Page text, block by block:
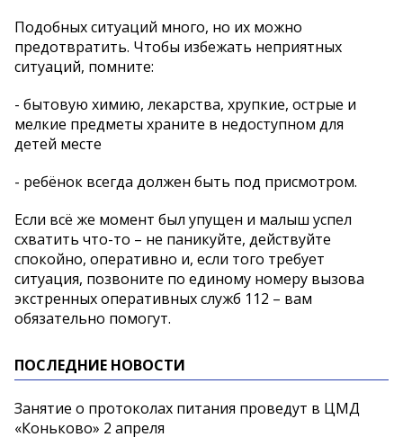
Подобных ситуаций много, но их можно
предотвратить. Чтобы избежать неприятных
ситуаций, помните:
- бытовую химию, лекарства, хрупкие, острые и
мелкие предметы храните в недоступном для
детей месте
- ребёнок всегда должен быть под присмотром.
Если всё же момент был упущен и малыш успел
схватить что-то – не паникуйте, действуйте
спокойно, оперативно и, если того требует
ситуация, позвоните по единому номеру вызова
экстренных оперативных служб 112 – вам
обязательно помогут.
ПОСЛЕДНИЕ НОВОСТИ
Занятие о протоколах питания проведут в ЦМД
«Коньково» 2 апреля